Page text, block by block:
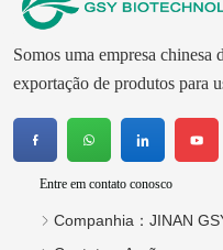
Somos uma empresa chinesa
exportação de produtos para
Entre em contato conosco
Companhia： JINAN